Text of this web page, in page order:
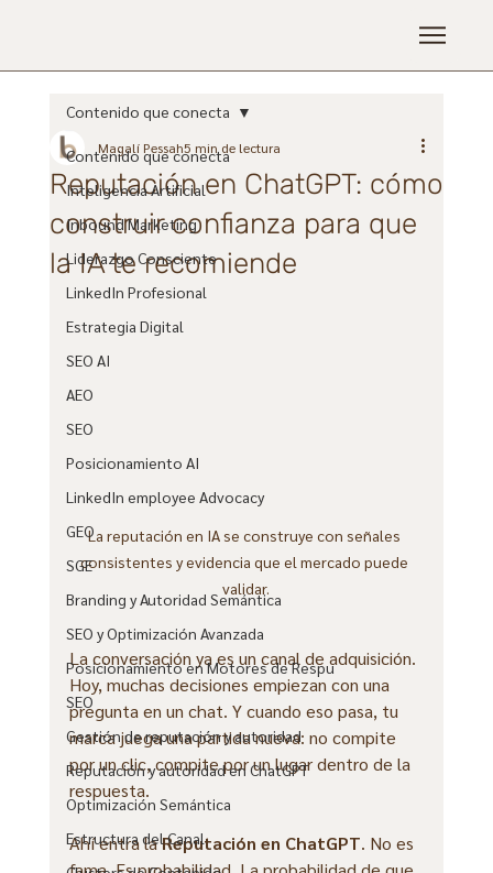
Contenido que conecta
Inteligencia Artificial
Inbound Marketing
Liderazgo Consciente
LinkedIn Profesional
Estrategia Digital
SEO AI
AEO
SEO
Posicionamiento AI
LinkedIn employee Advocacy
GEO
SGE
Branding y Autoridad Semántica
SEO y Optimización Avanzada
Posicionamiento en Motores de Respu
SEO
Gestión de reputación y autoridad
Reputación y autoridad en ChatGPT
Optimización Semántica
Estructura del Canal
Contenido que conecta
Reputación en ChatGPT: cómo
construir confianza para que
la IA te recomiende
Magalí Pessah5 min de lectura
La reputación en IA se construye con señales
consistentes y evidencia que el mercado puede
validar.
La conversación ya es un canal de adquisición.
Hoy, muchas decisiones empiezan con una
pregunta en un chat. Y cuando eso pasa, tu
marca juega una partida nueva: no compite
por un clic, compite por un lugar dentro de la
respuesta.
Ahí entra la Reputación en ChatGPT. No es